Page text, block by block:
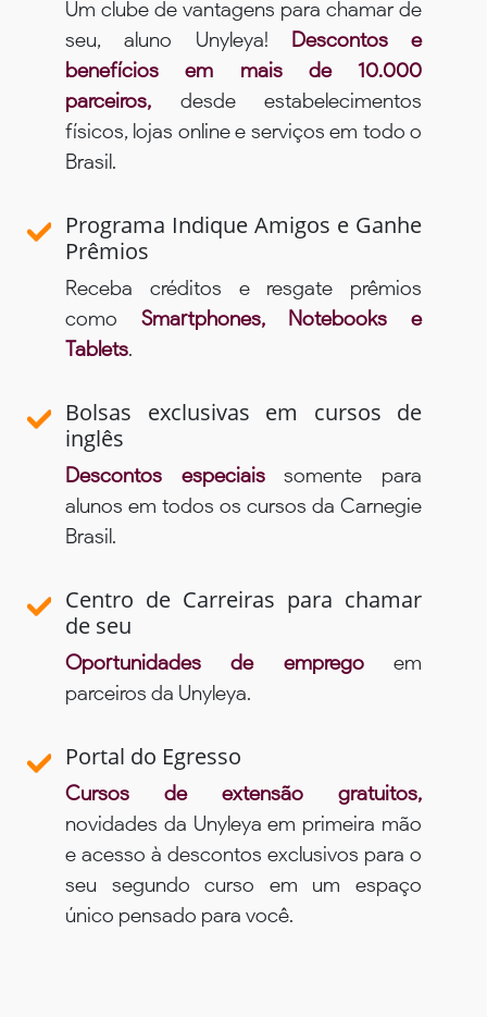
Um clube de vantagens para chamar de
seu, aluno Unyleya! Descontos e
benefícios em mais de 10.000
parceiros, desde estabelecimentos
físicos, lojas online e serviços em todo o
Brasil.
Programa Indique Amigos e Ganhe
Prêmios
Receba créditos e resgate prêmios
como Smartphones, Notebooks e
Tablets.
Bolsas exclusivas em cursos de
inglês
Descontos especiaissomente para
alunos em todos os cursos da Carnegie
Brasil.
Centro de Carreiras para chamar
de seu
Oportunidades de empregoem
parceiros da Unyleya.
Portal do Egresso
Cursos de extensão gratuitos,
novidades da Unyleya em primeira mão
e acesso à descontos exclusivos para o
seu segundo curso em um espaço
único pensado para você.